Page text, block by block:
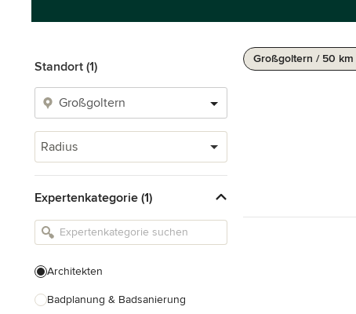
Standort (1)
Radius
Expertenkategorie (1)
Architekten
Badplanung & Badsanierung
Großgoltern / 50 km